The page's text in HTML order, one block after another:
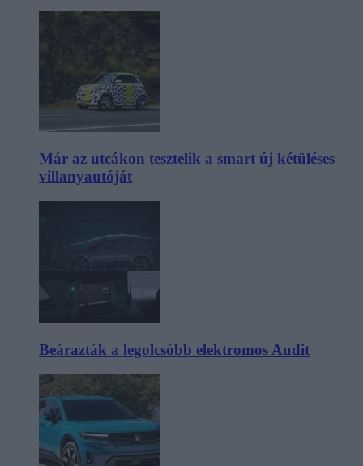
Már az utcákon tesztelik a smart új kétüléses
villanyautóját
Beárazták a legolcsóbb elektromos Audit